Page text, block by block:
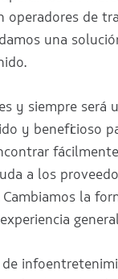
operadores de
una
y siempre
y beneficioso
a los
la